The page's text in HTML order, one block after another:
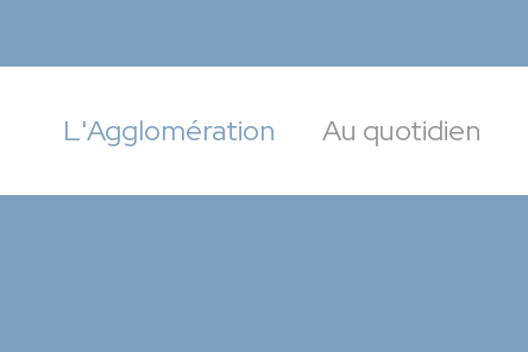
L'Agglomération Au quotidien